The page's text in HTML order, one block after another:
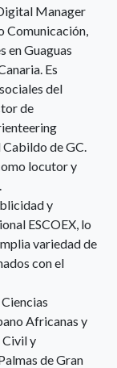
Manager
Comunicación,
en Guaguas
Es
del
de
de GC.
locutor y
y
ESCOEX, lo
variedad de
con el
Africanas y
Civil y
de Gran